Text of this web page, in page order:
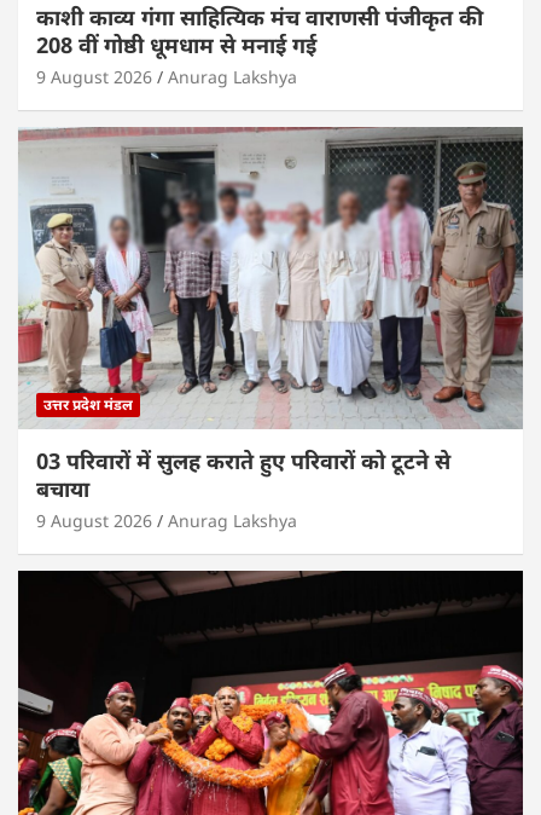
काशी काव्य गंगा साहित्यिक मंच वाराणसी पंजीकृत की
208 वीं गोष्ठी धूमधाम से मनाई गई
9 August 2026 Anurag Lakshya
उत्तर प्रदेश मंडल
03 परिवारों में सुलह कराते हुए परिवारों को टूटने से
बचाया
9 August 2026 Anurag Lakshya